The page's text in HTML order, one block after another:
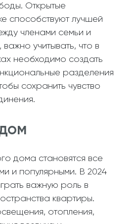
Открытые
способствуют лучшей
членами семьи и
учитывать, что в
необходимо создать
разделения
сохранить чувство
дома становятся все
и популярными. В 2024
важную роль в
квартиры.
отопления,